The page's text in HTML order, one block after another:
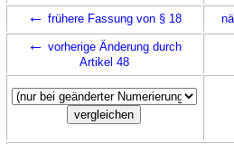
← frühere Fassung von § 18
← vorherige Änderung durch
Artikel 48